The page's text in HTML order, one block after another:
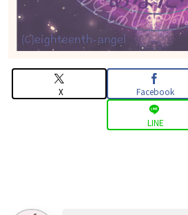
X Facebook
LINE